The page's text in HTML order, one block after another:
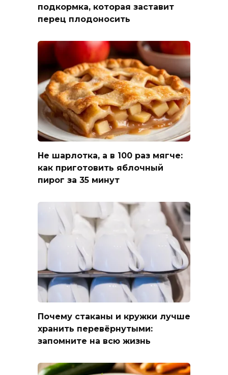
подкормка, которая заставит
перец плодоносить
Не шарлотка, а в 100 раз мягче:
как приготовить яблочный
пирог за 35 минут
Почему стаканы и кружки лучше
хранить перевёрнутыми:
запомните на всю жизнь